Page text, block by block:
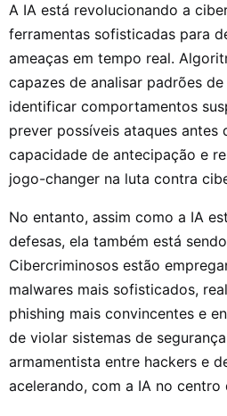
A IA está revolucionando a
ferramentas sofisticadas para
ameaças em tempo real.
capazes de analisar padrões
identificar comportamentos
prever possíveis ataques antes
capacidade de antecipação e
jogo-changer na luta contra
No entanto, assim como a IA
defesas, ela também está
Cibercriminosos estão
malwares mais sofisticados,
phishing mais convincentes e
de violar sistemas de
armamentista entre hackers e
acelerando, com a IA no centro